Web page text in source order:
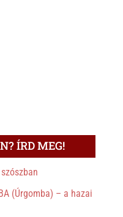
ÍRD MEG!
(Úrgomba) – a hazai